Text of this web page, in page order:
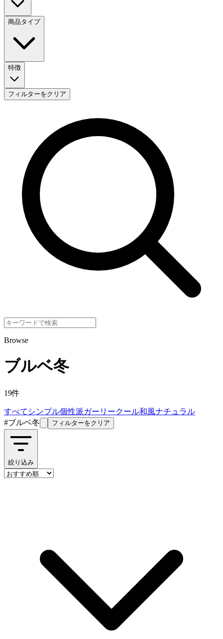
商品タイプ
特徴
フィルターをクリア
Browse
ブルベ冬
19件
すべて シンプル個性派ガーリークール和風ナチュラル
#ブルベ冬 フィルターをクリア
絞り込み